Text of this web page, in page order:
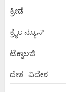
ಕ್ರೀಡೆ
ಕ್ರೈಂ ನ್ಯೂಸ್
ಟೆಕ್ನಾಲಜಿ
ದೇಶ -ವಿದೇಶ